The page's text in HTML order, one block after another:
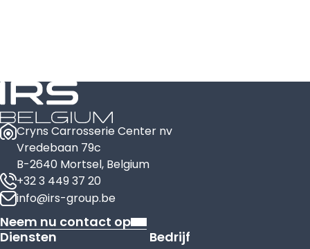
Cryns Carrosserie Center nv
Vredebaan 79c
B-2640 Mortsel, Belgium
+32 3 449 37 20
info@irs-group.be
Neem nu contact op
Diensten
Bedrijf